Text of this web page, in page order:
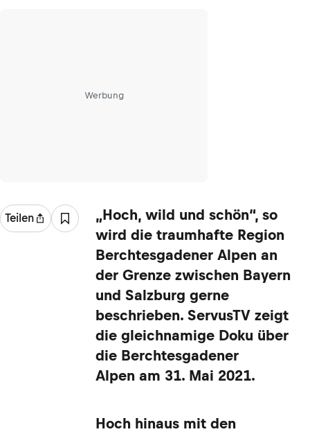
Werbung
Teilen
„Hoch, wild und schön“, so
wird die traumhafte Region
Berchtesgadener Alpen an
der Grenze zwischen Bayern
und Salzburg gerne
beschrieben. ServusTV zeigt
die gleichnamige Doku über
die Berchtesgadener
Alpen am 31. Mai 2021.
Hoch hinaus mit den